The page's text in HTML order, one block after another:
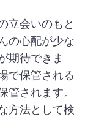
立会いのもと
の心配が少な
期待できま
で保管される
管されます。
方法として検